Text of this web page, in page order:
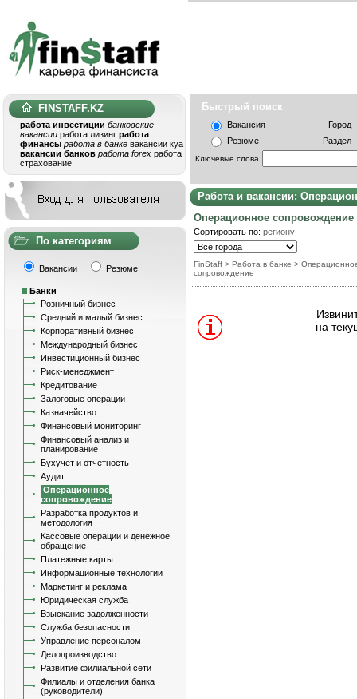
FINSTAFF.KZ
работа инвестиции банковские
вакансии работа лизинг работа
финансы работа в банке вакансии куа
вакансии банков работа forex работа
страхование
По категориям
Вакансии Резюме
Банки
Розничный бизнес
Средний и малый бизнес
Корпоративный бизнес
Международный бизнес
Инвестиционный бизнес
Риск-менеджмент
Кредитование
Залоговые операции
Казначейство
Финансовый мониторинг
Финансовый анализ и
планирование
Бухучет и отчетность
Аудит
Операционное
сопровождение
Разработка продуктов и
методология
Кассовые операции и денежное
обращение
Платежные карты
Информационные технологии
Маркетинг и реклама
Юридическая служба
Взыскание задолженности
Служба безопасности
Управление персоналом
Делопроизводство
Развитие филиальной сети
Филиалы и отделения банка
(руководители)
Быстрый
Вакансия
Город
Резюме
Раздел
Ключевые слова
Работа и вакансии:
Операционное сопровождение
Сортировать по: региону
FinStaff > Работа в банке >
сопровождение
на